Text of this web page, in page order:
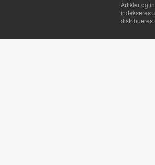
Artikler og
indekseres
distribueres